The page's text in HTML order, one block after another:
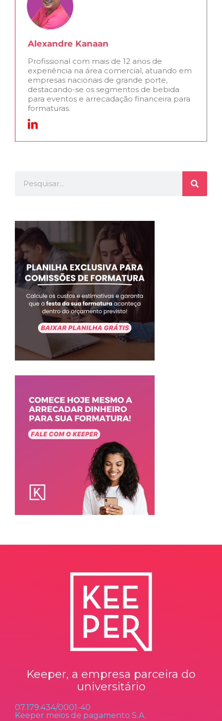
Alexandre Kanaan
Profissional com mais de 12 anos de
experiência na área comercial, atuando em
empresas nacionais de grande porte,
destacando-se os segmentos de bebida
para eventos e arrecadação financeira para
formaturas.
Keeper, a empresa parceira do
universitário
07.179.434/0001-40
Keeper meios de pagamento S.A.